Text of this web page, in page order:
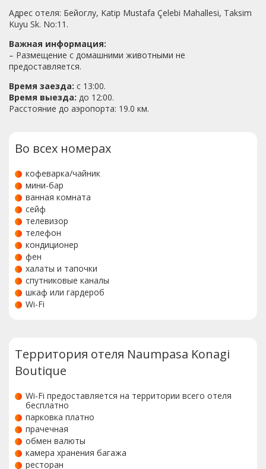
Адрес отеля: Бейоглу, Katip Mustafa Çelebi Mahallesi, Taksim
Kuyu Sk. No:11.
Важная информация:
– Размещение с домашними животными не
предоставляется.
Время заезда: с 13:00.
Время выезда: до 12:00.
Расстояние до аэропорта: 19.0 км.
Во всех номерах
кофеварка/чайник
мини-бар
ванная комната
сейф
телевизор
телефон
кондиционер
фен
халаты и тапочки
спутниковые каналы
шкаф или гардероб
Wi-Fi
Территория отеля Naumpasa Konagi
Boutique
Wi-Fi предоставляется на территории всего отеля
бесплатно
парковка платно
прачечная
обмен валюты
камера хранения багажа
ресторан